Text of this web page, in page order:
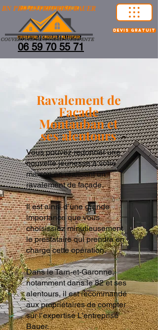
COUVERTURE-ZINGUERIE-CHARPENTE
BN PRO ENTREPRISE BAUER
06 59 70 55 71
devis gratuit
Ravalement de
Façade
Montauban et
ses alentours
Vous pouvez redonner une
nouvelle jeunesse à votre
maison en réalisant un
ravalement de façade.
Il est ainsi d’une grande
importance que vous
choisissiez minutieusement
le prestataire qui prendra en
charge cette opération.
Dans le Tarn-et-Garonne,
notamment dans le 82 et ses
alentours, il est recommandé
aux propriétaires de compter
sur l’expertise L'entreprise
Bauer.